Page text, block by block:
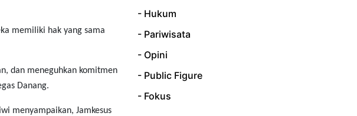
memiliki hak yang sama
dan meneguhkan komitmen
Danang.
menyampaikan, Jamkesus
- Hukum
- Pariwisata
- Opini
- Public Figure
- Fokus